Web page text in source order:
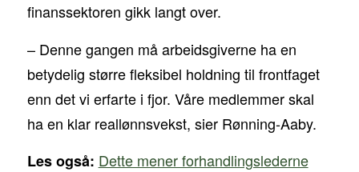
finanssektoren gikk langt over.
– Denne gangen må arbeidsgiverne ha en
betydelig større fleksibel holdning til frontfaget
enn det vi erfarte i fjor. Våre medlemmer skal
ha en klar reallønnsvekst, sier Rønning-Aaby.
Les også: Dette mener forhandlingslederne